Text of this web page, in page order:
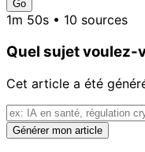
Go
1m 50s • 10 sources
Quel sujet voulez-
Cet article a été
Générer mon article